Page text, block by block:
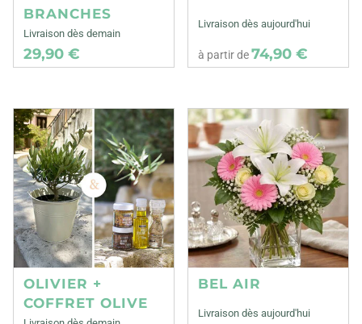
BRANCHES
Livraison dès demain
29,90 €
Livraison dès aujourd'hui
à partir de74,90 €
OLIVIER +
COFFRET OLIVE
BEL AIR
Livraison dès aujourd'hui